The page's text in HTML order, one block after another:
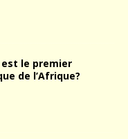
est le premier
de l’Afrique?